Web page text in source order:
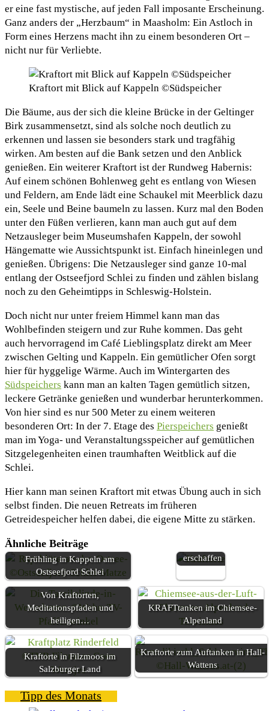
er eine fast mystische, auf jeden Fall imposante Erscheinung.
Ganz anders der „Herzbaum“ in Maasholm: Ein Astloch in
Form eines Herzens macht ihn zu einem besonderen Ort –
nicht nur für Verliebte.
Kraftort mit Blick auf Kappeln ©Südspeicher
Die Bäume, aus der sich die kleine Brücke in der Geltinger
Birk zusammensetzt, sind als solche noch deutlich zu
erkennen und lassen sie besonders stark und tragfähig
wirken. Am besten auf die Bank setzen und den Anblick
genießen. Ein weiterer Kraftort ist der Rundweg Habernis:
Auf einem schönen Bohlenweg geht es entlang von Wiesen
und Feldern, am Ende lädt eine Schaukel mit Meerblick dazu
ein, Seele und Beine baumeln zu lassen. Kurz mal den Boden
unter den Füßen verlieren, kann man auch gut auf dem
Netzausleger beim Museumshafen Kappeln, der sowohl
Hängematte wie Aussichtspunkt ist. Einfach hineinlegen und
genießen. Übrigens: Die Netzausleger sind ganze 10-mal
entlang der Ostseefjord Schlei zu finden und zählen bislang
noch zu den Geheimtipps in Schleswig-Holstein.
Doch nicht nur unter freiem Himmel kann man das
Wohlbefinden steigern und zur Ruhe kommen. Das geht
auch hervorragend im Café Lieblingsplatz direkt am Meer
zwischen Gelting und Kappeln. Ein gemütlicher Ofen sorgt
hier für hyggelige Wärme. Auch im Wintergarten des
Südspeichers kann man an kalten Tagen gemütlich sitzen,
leckere Getränke genießen und wunderbar herunterkommen.
Von hier sind es nur 500 Meter zu einem weiteren
besonderen Ort: In der 7. Etage des Pierspeichers genießt
man im Yoga- und Veranstaltungsspeicher auf gemütlichen
Sitzgelegenheiten einen traumhaften Weitblick auf die
Schlei.
Hier kann man seinen Kraftort mit etwas Übung auch in sich
selbst finden. Die neuen Retreats im früheren
Getreidespeicher helfen dabei, die eigene Mitte zu stärken.
Ähnliche Beiträge
Frühling in Kappeln am
Ostseefjord Schlei
Kraftorte –
Von Mensch
und Natur
erschaffen
Von Kraftorten,
Meditationspfaden und
heiligen…
KRAFTtanken im Chiemsee-
Alpenland
Kraftorte in Filzmoos im
Salzburger Land
Kraftorte zum Auftanken in Hall-
Wattens
Tipp des Monats